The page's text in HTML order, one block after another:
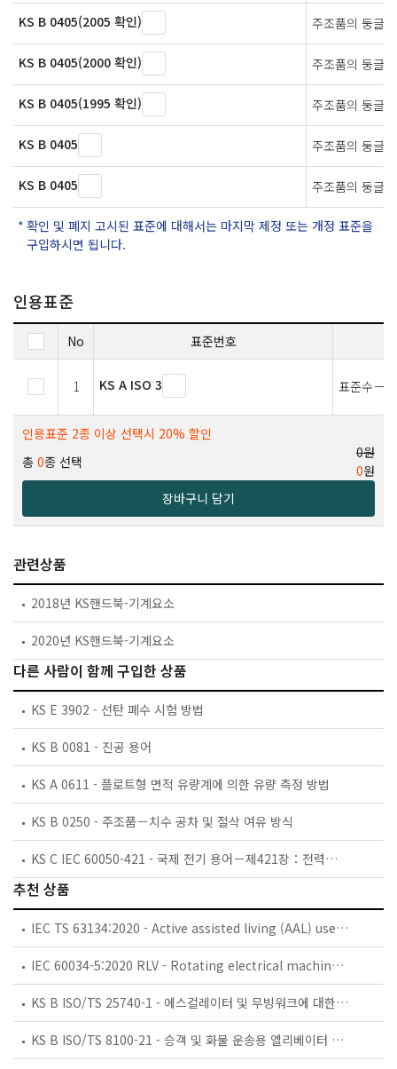
KS B 0405(2005 확인) 주조품의 둥글기
KS B 0405(2000 확인) 주조품의 둥글기
KS B 0405(1995 확인) 주조품의 둥글기
KS B 0405 주조품의 둥글기
KS B 0405 주조품의 둥글기
확인 및 폐지 고시된 표준에 대해서는 마지막 제정 또는 개정 표준을
구입하시면 됩니다.
인용표준
No 표준번호
1 KS A ISO 3 표준수－
인용표준 2종 이상 선택시 20% 할인
총 0종 선택
0원
0원
장바구니 담기
관련상품
2018년 KS핸드북-기계요소
2020년 KS핸드북-기계요소
다른 사람이 함께 구입한 상품
KS E 3902 - 선탄 폐수 시험 방법
KS B 0081 - 진공 용어
KS A 0611 - 플로트형 면적 유량계에 의한 유량 측정 방법
KS B 0250 - 주조품－치수 공차 및 절삭 여유 방식
KS C IEC 60050-421 - 국제 전기 용어－제421장：전력용 변압기와 리액터
추천 상품
IEC TS 63134:2020 - Active assisted living (AAL) use cases
IEC 60034-5:2020 RLV - Rotating electrical machines - Part 5: Degrees of protection provided by the integral design of rotating electrical machines (IP code) - Classification
KS B ISO/TS 25740-1 - 에스컬레이터 및 무빙워크에 대한 안전요건 — 제1부: 세계공통 필수 안전요건(GESRs)
KS B ISO/TS 8100-21 - 승객 및 화물 운송용 엘리베이터 —제21부: 세계공통 필수안전요건(GESRs)을 충족하는 세계공통 안전 파라미터(GSPs)